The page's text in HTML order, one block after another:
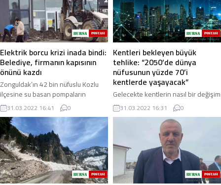
Elektrik borcu krizi inada bindi:
Belediye, firmanın kapısının
önünü kazdı
Zonguldak’ın 42 bin nüfuslu Kozlu
ilçesine su basan pompaların
yaklaşık 3 milyon TL’lik elektrik
faturasının ödenememesi üzerine
enerji firması ...
31.03.2022 16:41 0
Kentleri bekleyen büyük
tehlike: “2050’de dünya
nüfusunun yüzde 70’i
kentlerde yaşayacak”
Gelecekte kentlerin nasıl bir değişim
yaşayacağı ve bununla birlikte
meydana gelecek olan problemler,
düzenlenen uluslararası bir
31.03.2022 16:31 0